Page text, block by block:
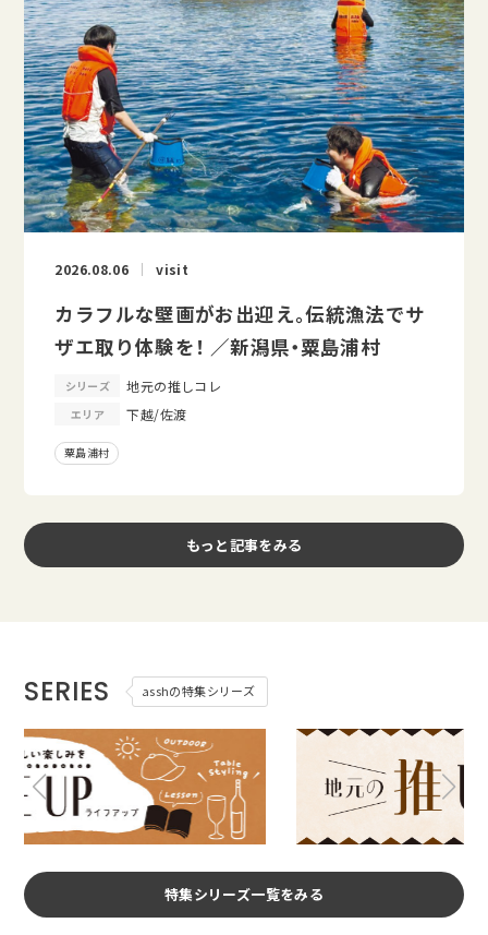
2026.08.06 visit
カラフルな壁画がお出迎え。伝統漁法でサ
ザエ取り体験を！ ／新潟県・粟島浦村
シリーズ 地元の推しコレ
エリア 下越/佐渡
粟島浦村
もっと記事をみる
SERIES asshの特集シリーズ
特集シリーズ一覧をみる